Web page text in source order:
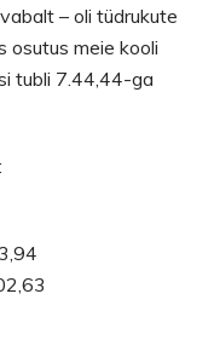
– oli tüdrukute
osutus meie kooli
tubli 7.44,44-ga